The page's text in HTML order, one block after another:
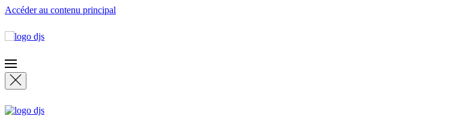
Accéder au contenu principal